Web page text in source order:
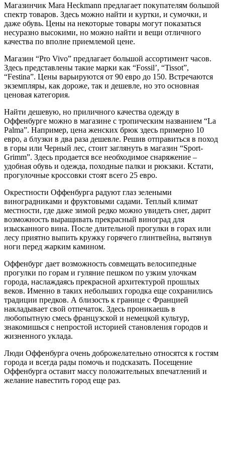
Магазинчик Mara Heckmann предлагает покупателям большой
спектр товаров. Здесь можно найти и куртки, и сумочки, и
даже обувь. Цены на некоторые товары могут показаться
несуразно высокими, но можно найти и вещи отличного
качества по вполне приемлемой цене.
Магазин “Pro Vivo” предлагает большой ассортимент часов.
Здесь представлены такие марки как “Fossil’, “Tissot”,
“Festina”. Цены варьируются от 90 евро до 150. Встречаются
экземпляры, как дороже, так и дешевле, но это основная
ценовая категория.
Найти дешевую, но приличного качества одежду в
Оффенбурге можно в магазине с тропическим названием “La
Palma”. Например, цена женских брюк здесь примерно 10
евро, а блузки в два раза дешевле. Решив отправиться в поход
в горы или Черный лес, стоит заглянуть в магазин “Sport-
Grimm”. Здесь продается все необходимое снаряжение –
удобная обувь и одежда, походные палки и рюкзаки. Кстати,
прогулочные кроссовки стоят всего 25 евро.
Окрестности Оффенбурга радуют глаз зелеными
виноградниками и фруктовыми садами. Теплый климат
местности, где даже зимой редко можно увидеть снег, дарит
возможность выращивать прекрасный виноград для
изысканного вина. После длительной прогулки в горах или
лесу приятно выпить кружку горячего глинтвейна, вытянув
ноги перед жарким камином.
Оффенбург дает возможность совмещать велосипедные
прогулки по горам и гуляние пешком по узким улочкам
города, наслаждаясь прекрасной архитектурой прошлых
веков. Именно в таких небольших городка еще сохранились
традиции предков. А близость к границе с Францией
накладывает свой отпечаток. Здесь проникаешь в
любопытную смесь французской и немецкой культур,
знакомишься с непростой историей становления городов и
жизненного уклада.
Люди Оффенбурга очень доброжелательно относятся к гостям
города и всегда рады помочь и подсказать. Посещение
Оффенбурга оставит массу положительных впечатлений и
желание навестить город еще раз.